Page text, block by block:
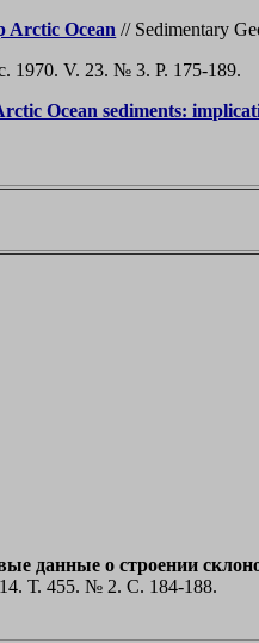
Arctic Ocean // Sedimentary
1970. V. 23. № 3. P. 175-189.
Ocean sediments:
данные о строении
Т. 455. № 2. С. 184-188.